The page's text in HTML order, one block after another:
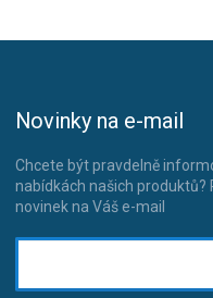
Novinky na e-mail
Chcete být pravdelně
nabídkách našich produktů?
novinek na Váš e-mail